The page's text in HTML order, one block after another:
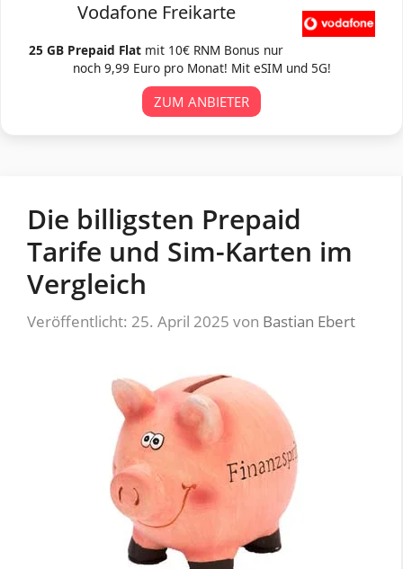
Vodafone Freikarte
25 GB Prepaid Flat mit 10€ RNM Bonus nur
noch 9,99 Euro pro Monat! Mit eSIM und 5G!
ZUM ANBIETER
Die billigsten Prepaid
Tarife und Sim-Karten im
Vergleich
Veröffentlicht: 25. April 2025 von Bastian Ebert